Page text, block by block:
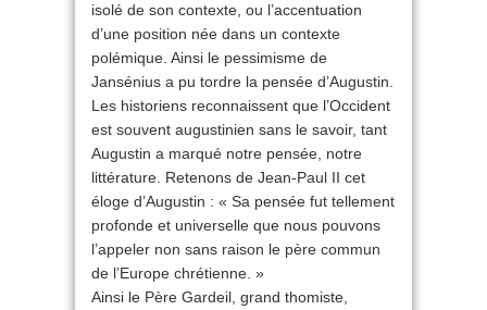
isolé de son contexte, ou l’accentuation
d’une position née dans un contexte
polémique. Ainsi le pessimisme de
Jansénius a pu tordre la pensée d’Augustin.
Les historiens reconnaissent que l’Occident
est souvent augustinien sans le savoir, tant
Augustin a marqué notre pensée, notre
littérature. Retenons de Jean-Paul II cet
éloge d’Augustin : « Sa pensée fut tellement
profonde et universelle que nous pouvons
l’appeler non sans raison le père commun
de l’Europe chrétienne. »
Ainsi le Père Gardeil, grand thomiste,